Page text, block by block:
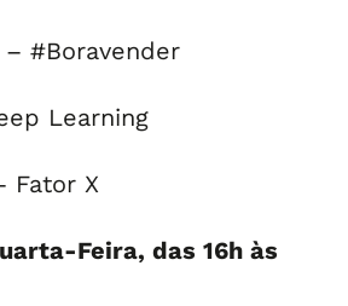
#Boravender
Learning
Fator X
Feira, das 16h às